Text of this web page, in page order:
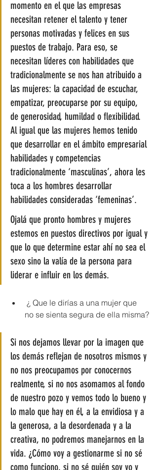
momento en el que las empresas
necesitan retener el talento y tener
personas motivadas y felices en sus
puestos de trabajo. Para eso, se
necesitan líderes con habilidades que
tradicionalmente se nos han atribuido a
las mujeres: la capacidad de escuchar,
empatizar, preocuparse por su equipo,
de generosidad, humildad o flexibilidad.
Al igual que las mujeres hemos tenido
que desarrollar en el ámbito empresarial
habilidades y competencias
tradicionalmente ‘masculinas’, ahora les
toca a los hombres desarrollar
habilidades consideradas ‘femeninas’.
Ojalá que pronto hombres y mujeres
estemos en puestos directivos por igual y
que lo que determine estar ahí no sea el
sexo sino la valía de la persona para
liderar e influir en los demás.
¿ Que le dirías a una mujer que
no se sienta segura de ella misma?
Si nos dejamos llevar por la imagen que
los demás reflejan de nosotros mismos y
no nos preocupamos por conocernos
realmente, si no nos asomamos al fondo
de nuestro pozo y vemos todo lo bueno y
lo malo que hay en él, a la envidiosa y a
la generosa, a la desordenada y a la
creativa, no podremos manejarnos en la
vida. ¿Cómo voy a gestionarme si no sé
como funciono, si no sé quién soy yo y